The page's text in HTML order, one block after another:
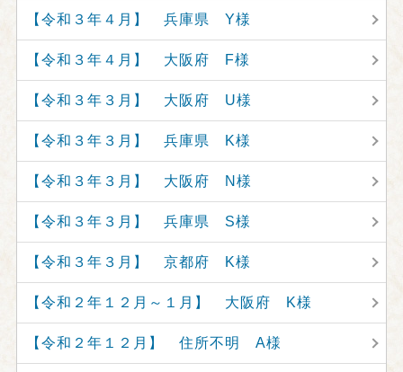
【令和３年４月】 兵庫県 Y様
【令和３年４月】 大阪府 F様
【令和３年３月】 大阪府 U様
【令和３年３月】 兵庫県 K様
【令和３年３月】 大阪府 N様
【令和３年３月】 兵庫県 S様
【令和３年３月】 京都府 K様
【令和２年１２月～１月】 大阪府 K様
【令和２年１２月】 住所不明 A様